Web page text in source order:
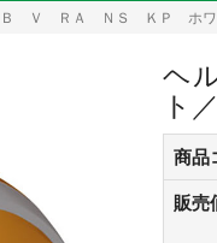
Ｖ ＲＡ ＮＳ ＫＰ ホワ
ヘ
ト
商品
販売